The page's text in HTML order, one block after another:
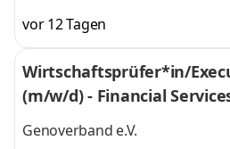
vor 12 Tagen
Wirtschaftsprüfer*in/
(m/w/d) - Financial
Genoverband e.V.